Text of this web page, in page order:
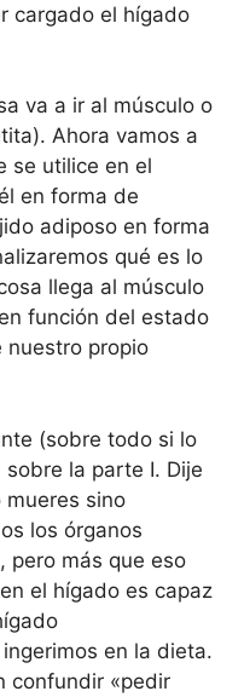
cargado el hígado
va a ir al músculo o
Ahora vamos a
se utilice en el
en forma de
adiposo en forma
qué es lo
llega al músculo
función del estado
nuestro propio
(sobre todo si lo
sobre la parte I. Dije
mueres sino
los órganos
pero más que eso
el hígado es capaz
en la dieta.
confundir «pedir